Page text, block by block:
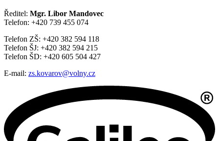
Ředitel: Mgr. Libor Mandovec
Telefon: +420 739 455 074
Telefon ZŠ: +420 382 594 118
Telefon ŠJ: +420 382 594 215
Telefon ŠD: +420 605 504 427
E-mail: zs.kovarov@volny.cz